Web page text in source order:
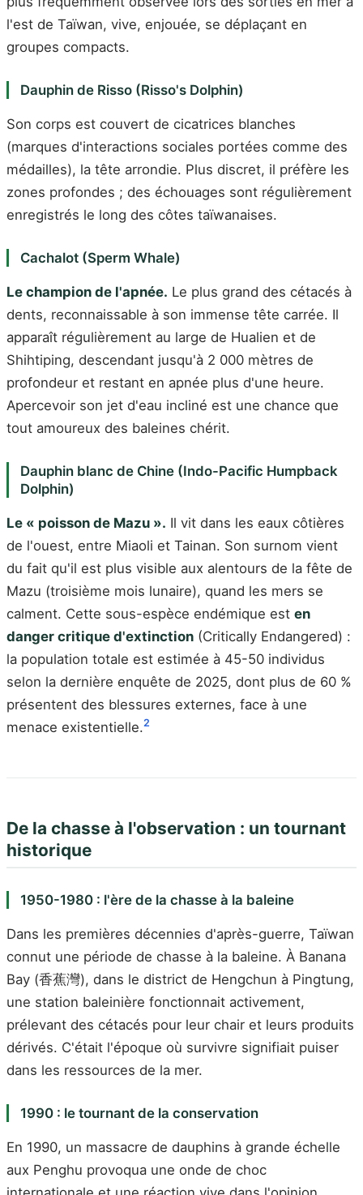
l'est de Taïwan, vive, enjouée, se déplaçant en
groupes compacts.
Dauphin de Risso (Risso's Dolphin)
Son corps est couvert de cicatrices blanches
(marques d'interactions sociales portées comme des
médailles), la tête arrondie. Plus discret, il préfère les
zones profondes ; des échouages sont régulièrement
enregistrés le long des côtes taïwanaises.
Cachalot (Sperm Whale)
Le champion de l'apnée. Le plus grand des cétacés à
dents, reconnaissable à son immense tête carrée. Il
apparaît régulièrement au large de Hualien et de
Shihtiping, descendant jusqu'à 2 000 mètres de
profondeur et restant en apnée plus d'une heure.
Apercevoir son jet d'eau incliné est une chance que
tout amoureux des baleines chérit.
Dauphin blanc de Chine (Indo-Pacific Humpback
Dolphin)
Le « poisson de Mazu ». Il vit dans les eaux côtières
de l'ouest, entre Miaoli et Tainan. Son surnom vient
du fait qu'il est plus visible aux alentours de la fête de
Mazu (troisième mois lunaire), quand les mers se
calment. Cette sous-espèce endémique est en
danger critique d'extinction (Critically Endangered) :
la population totale est estimée à 45-50 individus
selon la dernière enquête de 2025, dont plus de 60 %
présentent des blessures externes, face à une
menace existentielle.2
De la chasse à l'observation : un tournant
historique
1950-1980 : l'ère de la chasse à la baleine
Dans les premières décennies d'après-guerre, Taïwan
connut une période de chasse à la baleine. À Banana
Bay (香蕉灣), dans le district de Hengchun à Pingtung,
une station baleinière fonctionnait activement,
prélevant des cétacés pour leur chair et leurs produits
dérivés. C'était l'époque où survivre signifiait puiser
dans les ressources de la mer.
1990 : le tournant de la conservation
En 1990, un massacre de dauphins à grande échelle
aux Penghu provoqua une onde de choc